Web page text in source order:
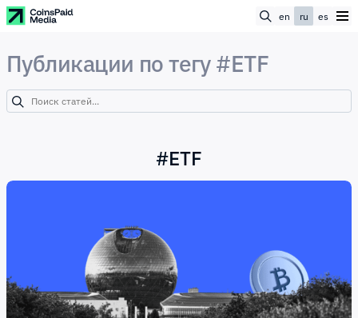
en ru es
Публикации по тегу #ETF
#ETF